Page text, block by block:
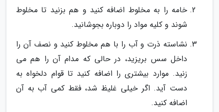
خامه را به مخلوط اضافه کنید و هم بزنید تا مخلوط
شوند و کلیه مواد را دوباره بجوشانید.
نشاسته ذرت و آب را با هم مخلوط کنید و نصف آن را
داخل سس بریزید، در حالی که مدام آن را هم می
زنید. موارد بیشتری را اضافه کنید تا قوام دلخواه به
دست آید. اگر خیلی غلیظ شد، فقط کمی آب به آن
اضافه کنید.